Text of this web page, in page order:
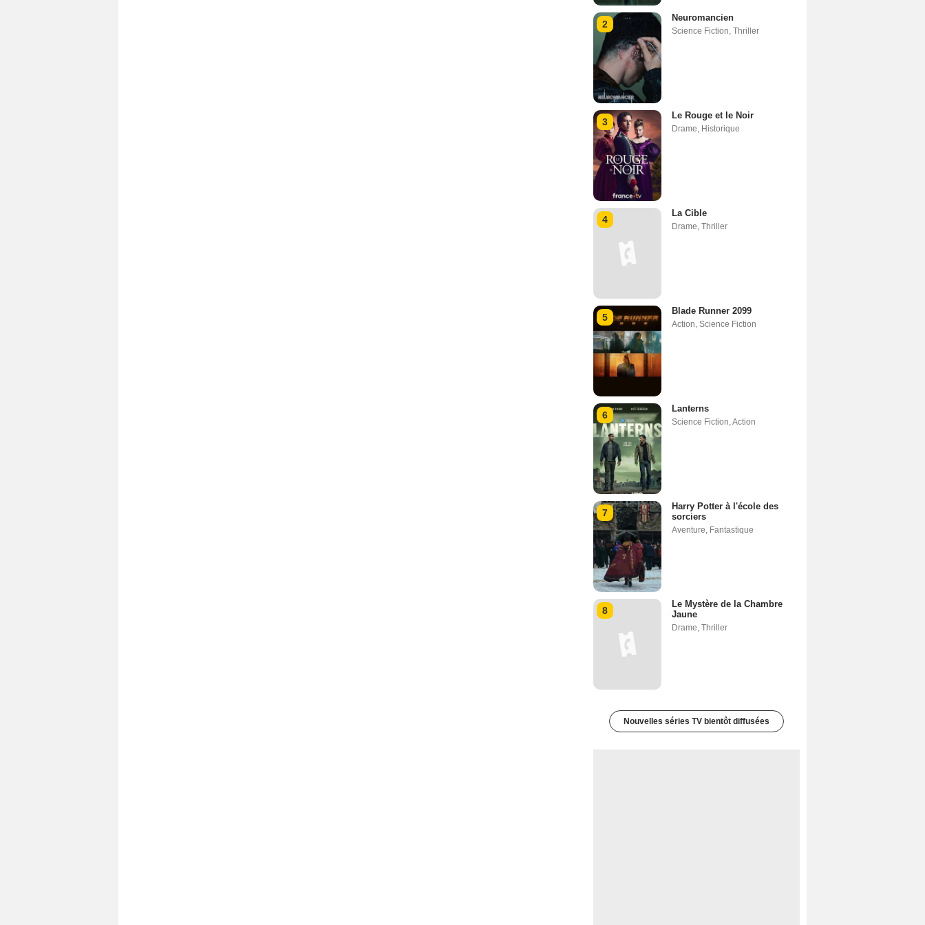
2
Neuromancien
Science Fiction Thriller
3
Le Rouge et le Noir
Drame Historique
4
La Cible
Drame Thriller
5
Blade Runner 2099
Action Science Fiction
6
Lanterns
Science Fiction Action
7
Harry Potter à l'école des
sorciers
Aventure Fantastique
8
Le Mystère de la Chambre
Jaune
Drame Thriller
Nouvelles séries TV bientôt diffusées